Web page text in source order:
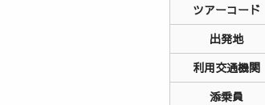
ツアーコード
出発地
利用交通機関
添乗員